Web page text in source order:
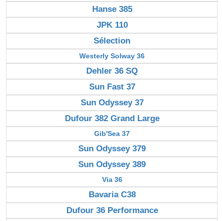
Hanse 385
JPK 110
Sélection
Westerly Solway 36
Dehler 36 SQ
Sun Fast 37
Sun Odyssey 37
Dufour 382 Grand Large
Gib'Sea 37
Sun Odyssey 379
Sun Odyssey 389
Via 36
Bavaria C38
Dufour 36 Performance